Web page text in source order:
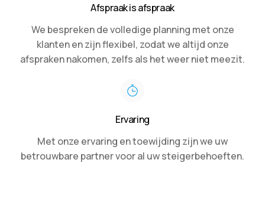
Afspraak is afspraak
We bespreken de volledige planning met onze
klanten en zijn flexibel, zodat we altijd onze
afspraken nakomen, zelfs als het weer niet meezit.
Ervaring
Met onze ervaring en toewijding zijn we uw
betrouwbare partner voor al uw steigerbehoeften.